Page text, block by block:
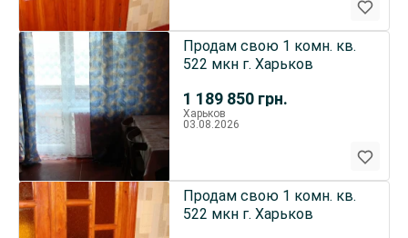
1 189 850 грн.
Продам свою 1 комн. кв.
522 мкн г. Харьков
Харьков
03.08.2026
Продам свою 1 комн. кв.
522 мкн г. Харьков